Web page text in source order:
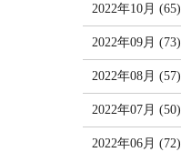
2022年10月 (65)
2022年09月 (73)
2022年08月 (57)
2022年07月 (50)
2022年06月 (72)